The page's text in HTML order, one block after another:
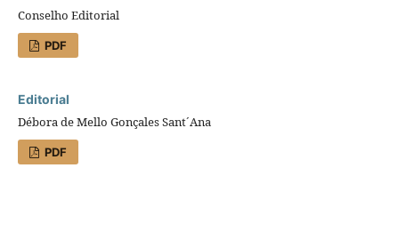
Conselho Editorial
PDF
Editorial
Débora de Mello Gonçales Sant´Ana
PDF